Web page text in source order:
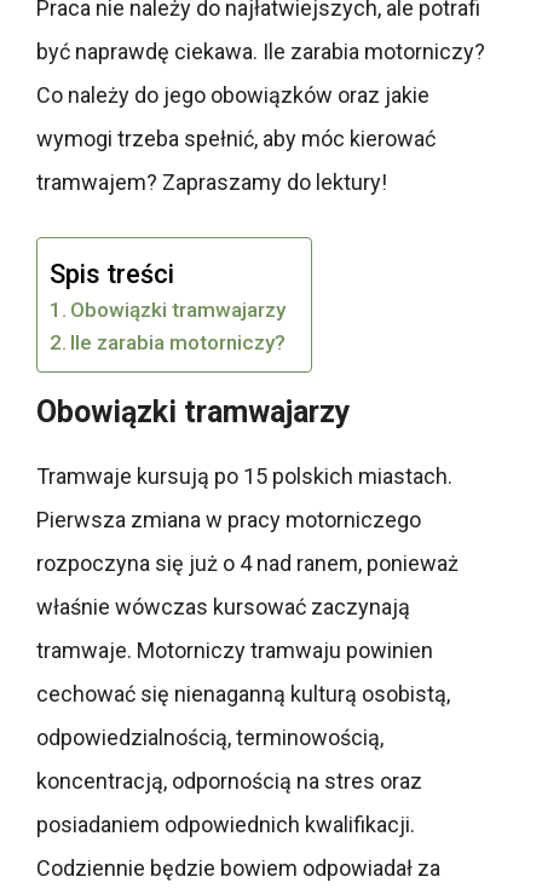
Praca nie należy do najłatwiejszych, ale potrafi
być naprawdę ciekawa. Ile zarabia motorniczy?
Co należy do jego obowiązków oraz jakie
wymogi trzeba spełnić, aby móc kierować
tramwajem? Zapraszamy do lektury!
Spis treści
Obowiązki tramwajarzy
Ile zarabia motorniczy?
Obowiązki tramwajarzy
Tramwaje kursują po 15 polskich miastach.
Pierwsza zmiana w pracy motorniczego
rozpoczyna się już o 4 nad ranem, ponieważ
właśnie wówczas kursować zaczynają
tramwaje. Motorniczy tramwaju powinien
cechować się nienaganną kulturą osobistą,
odpowiedzialnością, terminowością,
koncentracją, odpornością na stres oraz
posiadaniem odpowiednich kwalifikacji.
Codziennie będzie bowiem odpowiadał za